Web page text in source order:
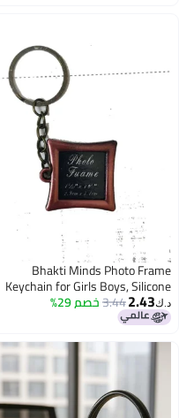
Bhakti Minds Photo Frame
Keychain for Girls Boys, Silicone
Kawaii Anime Character Keyring
for Bags, Backpacks, Purse
Keychain Wristlet for Kids (square
د.ك‏2.43
3.44خصم 29%